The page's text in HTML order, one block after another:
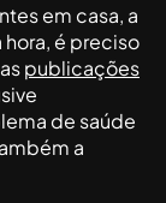
em casa, a
é preciso
publicações
de saúde
a